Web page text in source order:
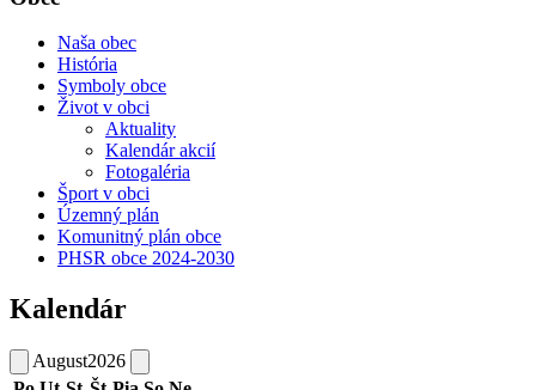
Naša obec
História
Symboly obce
Život v obci
Aktuality
Kalendár akcií
Fotogaléria
Šport v obci
Územný plán
Komunitný plán obce
PHSR obce 2024-2030
Kalendár
August2026